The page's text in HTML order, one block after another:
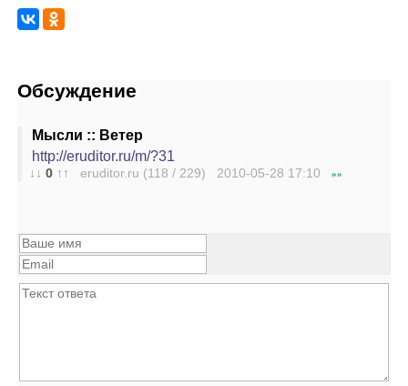
Обсуждение
Мысли :: Ветер
http://eruditor.ru/m/?31
↓↓ 0 ↑↑ eruditor.ru (118 / 229) 2010-05-28 17:10 »»